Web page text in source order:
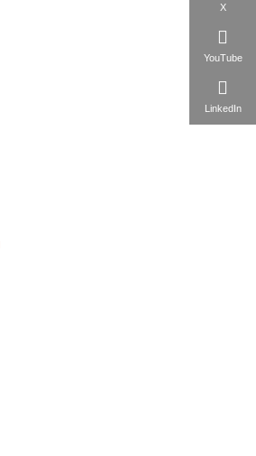
X
YouTube
LinkedIn